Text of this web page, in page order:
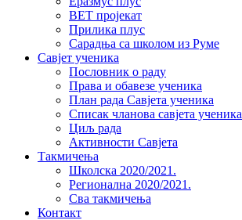
ВЕТ пројекат
Прилика плус
Сарадња са школом из Руме
Савјет ученика
Пословник о раду
Права и обавезе ученика
План рада Савјета ученика
Списак чланова савјета ученика
Циљ рада
Активности Савјета
Такмичења
Школска 2020/2021.
Регионална 2020/2021.
Сва такмичења
Контакт